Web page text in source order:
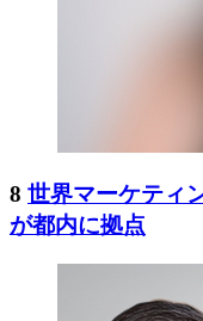
8 世界マーケティ
が都内に拠点